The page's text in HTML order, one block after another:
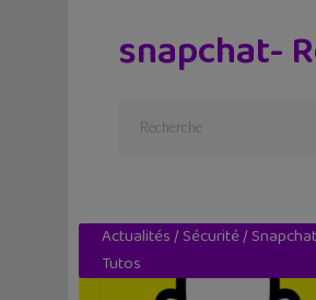
snapchat-
Actualités/ Sécurité/ Snapchat
Tutos